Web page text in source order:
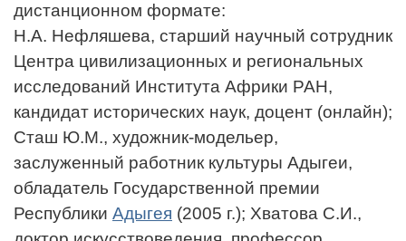
дистанционном формате:
Н.А. Нефляшева, старший научный сотрудник
Центра цивилизационных и региональных
исследований Института Африки РАН,
кандидат исторических наук, доцент (онлайн);
Сташ Ю.М., художник-модельер,
заслуженный работник культуры Адыгеи,
обладатель Государственной премии
Республики Адыгея (2005 г.); Хватова С.И.,